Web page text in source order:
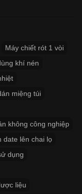
Máy chiết rót 1 vòi
khí nén
miệng túi
không công nghiệp
date lên chai lọ
dụng
liệu